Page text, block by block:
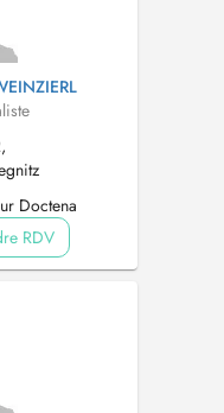
Doctena
RDV